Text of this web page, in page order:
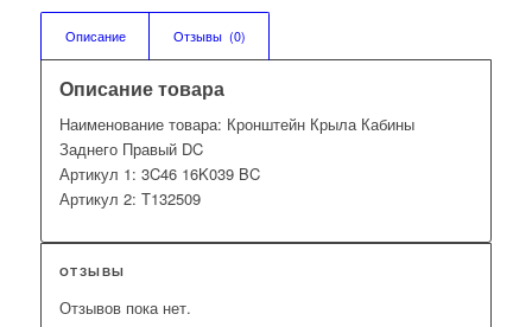
Описание Отзывы  (0)
Описание товара
Наименование товара: Кронштейн Крыла Кабины
Заднего Правый DC
Артикул 1: 3C46 16K039 BC
Артикул 2: T132509
ОТЗЫВЫ
Отзывов пока нет.